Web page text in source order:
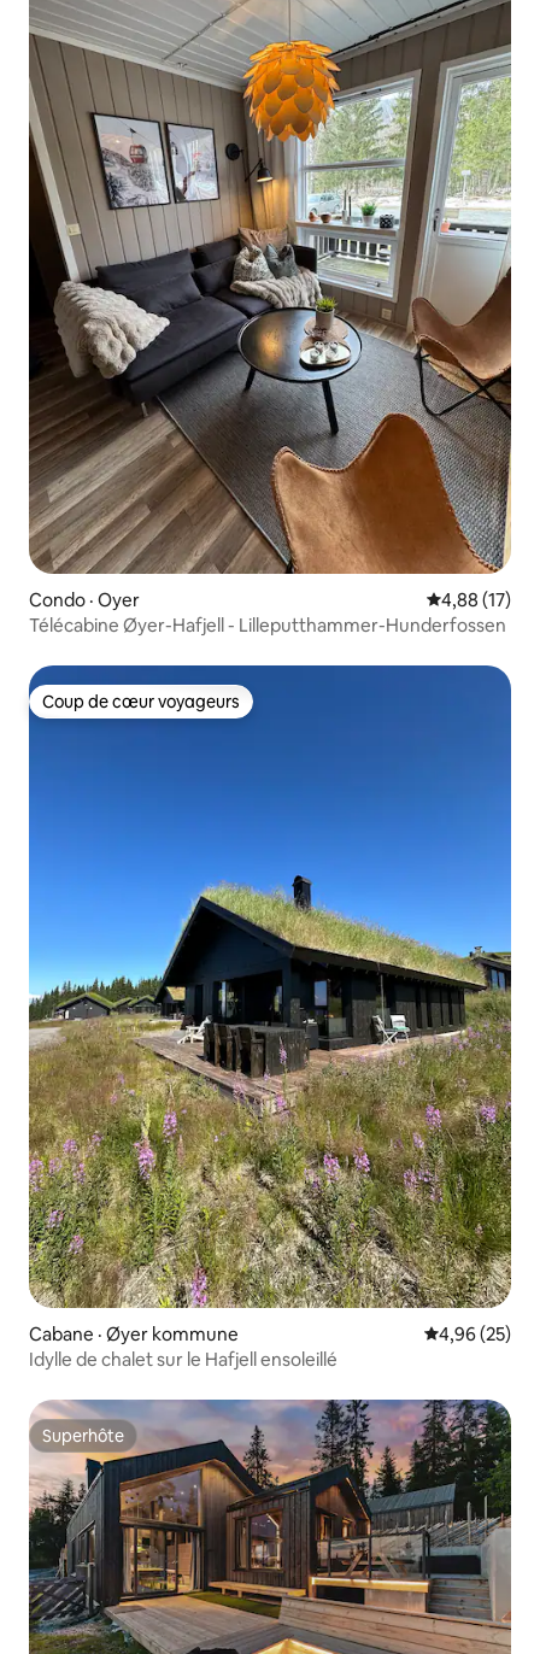
Condo · Oyer Note
4,88 (17)
Télécabine Øyer-Hafjell - Lilleputthammer-Hunderfossen
Coup de cœur voyageurs
Coup de cœur voyageurs
Cabane · Øyer kommune Note
4,96 (25)
Idylle de chalet sur le Hafjell ensoleillé
Superhôte
Superhôte